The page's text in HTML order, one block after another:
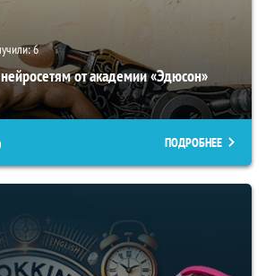
6
от академии «Эдюсон»
ПОДРОБНЕЕ